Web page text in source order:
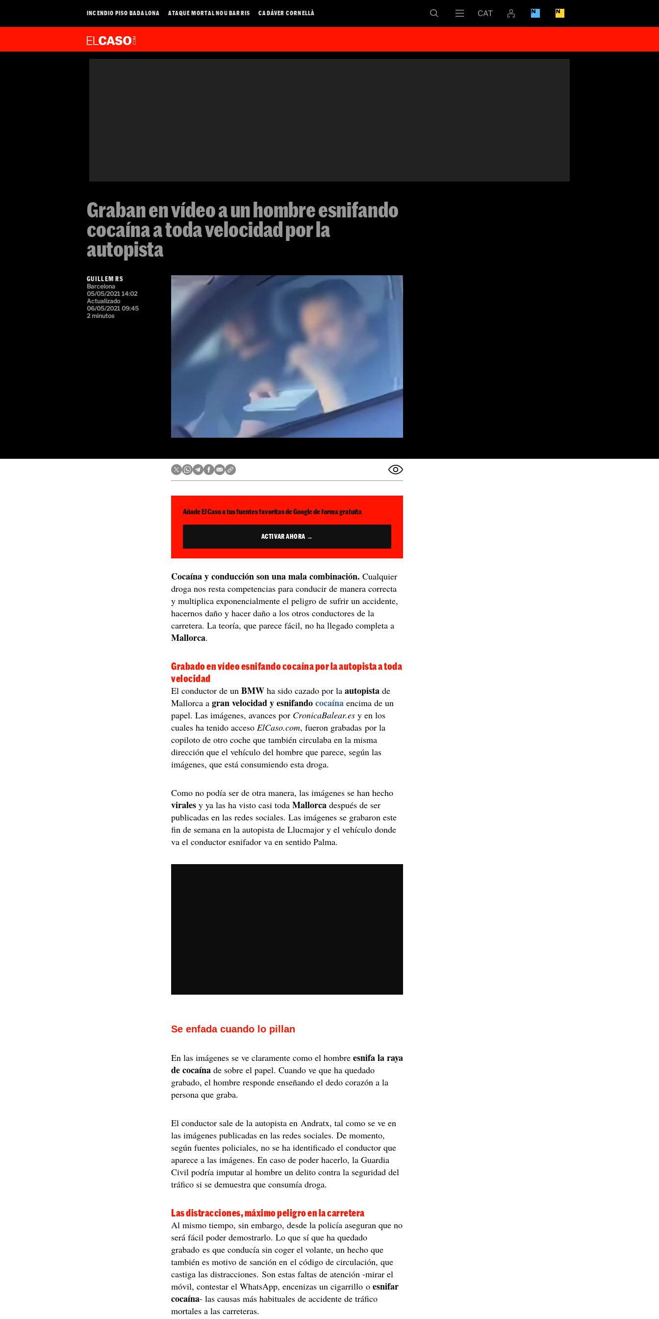
INCENDIO PISO BADALONA ATAQUE MORTAL NOU BARRIS CADÁVER CORNELLÀ
Graban en vídeo a un hombre esnifando
cocaína a toda velocidad por la
autopista
GUILLEM RS
Barcelona
05/05/2021 14:02
Actualizado
06/05/2021 09:45
2 minutos
Añade El Caso a tus fuentes favoritas de Google de forma gratuita
ACTIVAR AHORA →
Cocaína y conducción son una mala combinación. Cualquier
droga nos resta competencias para conducir de manera correcta
y multiplica exponencialmente el peligro de sufrir un accidente,
hacernos daño y hacer daño a los otros conductores de la
carretera. La teoría, que parece fácil, no ha llegado completa a
Mallorca.
Grabado en vídeo esnifando cocaína por la autopista a toda
velocidad
El conductor de unBMW ha sido cazado por laautopista de
Mallorca agran velocidad y esnifandococaína encima de un
papel. Las imágenes, avances por CronicaBalear.es y en los
cuales ha tenido accesoElCaso.com, fueron grabadas por la
copiloto de otro coche que también circulaba en la misma
dirección que el vehículo del hombre que parece, según las
imágenes, que está consumiendo esta droga.
Como no podía ser de otra manera, las imágenes se han hecho
virales y ya las ha visto casi todaMallorca después de ser
publicadas en las redes sociales. Las imágenes se grabaron este
fin de semana en la autopista de Llucmajor y el vehículo donde
va el conductor esnifador va en sentido Palma.
Se enfada cuando lo pillan
En las imágenes se ve claramente como el hombreesnifa la raya
de cocaína de sobre el papel. Cuando ve que ha quedado
grabado, el hombre responde enseñando el dedo corazón a la
persona que graba.
El conductor sale de la autopista en Andratx, tal como se ve en
las imágenes publicadas en las redes sociales. De momento,
según fuentes policiales, no se ha identificado el conductor que
aparece a las imágenes. En caso de poder hacerlo, la Guardia
Civil podría imputar al hombre un delito contra la seguridad del
tráfico si se demuestra que consumía droga.
Las distracciones, máximo peligro en la carretera
Al mismo tiempo, sin embargo, desde la policía aseguran que no
será fácil poder demostrarlo. Lo que sí que ha quedado
grabado es que conducía sin coger el volante, un hecho que
también es motivo de sanción en el código de circulación, que
castiga las distracciones. Son estas faltas de atención -mirar el
móvil, contestar el WhatsApp, encenizas un cigarrillo oesnifar
cocaína- las causas más habituales de accidente de tráfico
mortales a las carreteras.